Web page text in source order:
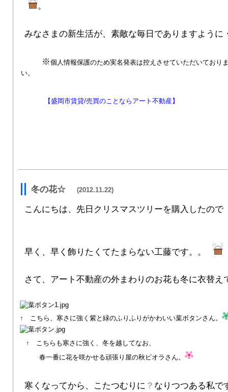
。
みなさまの新生活が、素敵な毎日でありますように
※個人情報保護のため実名発表は控えさせていただいており
い。
【盛岡市賃貸/売買のことならアート不動産】
冬の花☆ (2012.11.22)
こんにちは、先日クリスマスツリーを購入したので
早く、早く飾りたくてたまらない工藤です。。
さて、アート不動産の外まわりのお花も冬に衣替え
↑ こちら、寒さに強く紫と緑のふりふりがかわいい葉ボタンさん。
↑ こちらも寒さに強く、冬を越してなお、
春一番に花を咲かせる頑張り屋の秋ビオラさん。
寒くなってから、こたつむりに ？ なりつつある私で